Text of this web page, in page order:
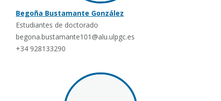
Begoña Bustamante González
Estudiantes de doctorado
begona.bustamante101@alu.ulpgc.es
+34 928133290